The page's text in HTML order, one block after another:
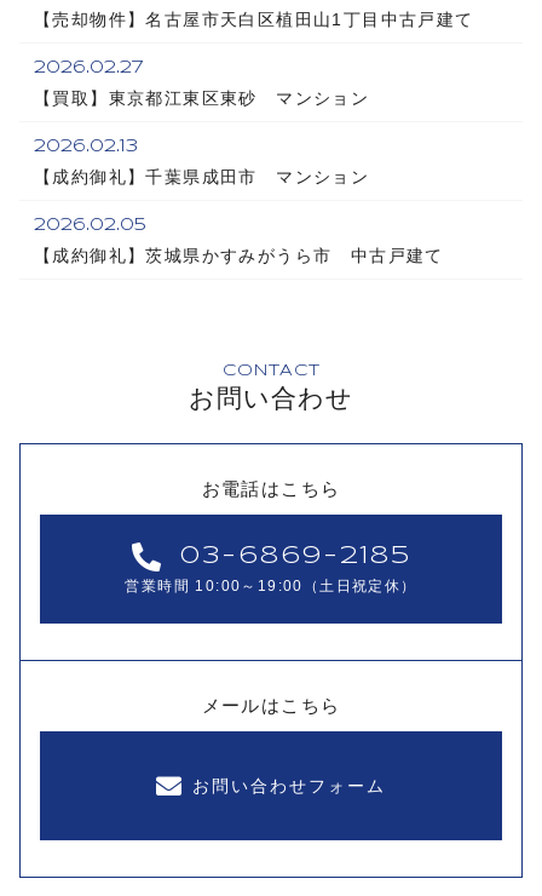
【売却物件】名古屋市天白区植田山1丁目中古戸建て
2026.02.27
【買取】東京都江東区東砂 マンション
2026.02.13
【成約御礼】千葉県成田市 マンション
2026.02.05
【成約御礼】茨城県かすみがうら市 中古戸建て
CONTACT
お問い合わせ
お電話はこちら
03-6869-2185
営業時間 10:00～19:00（土日祝定休）
メールはこちら
お問い合わせフォーム